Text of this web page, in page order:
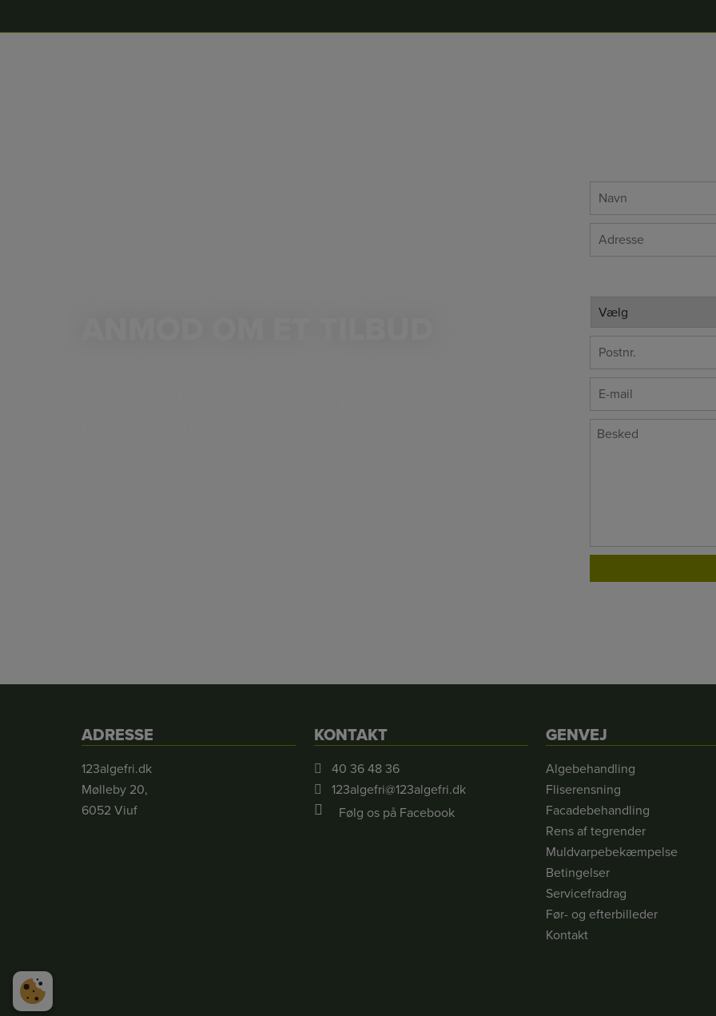
Navn *
Adresse *
Postnr. *
E-
mail *
Besked *
ADRESSE
123algefri.dk
Mølleby 20,
6052 Viuf
KONTAKT
40 36 48 36
123algefri@123algefri.dk
Følg os på Facebook
GENVEJ
Algebehandling
Fliserensning
Facadebehandling
Rens af tegrender
Muldvarpebekæmpelse
Betingelser
Servicefradrag
Før- og efterbilleder
Kontakt